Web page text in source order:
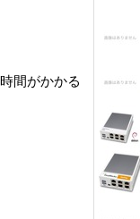
間がかかる